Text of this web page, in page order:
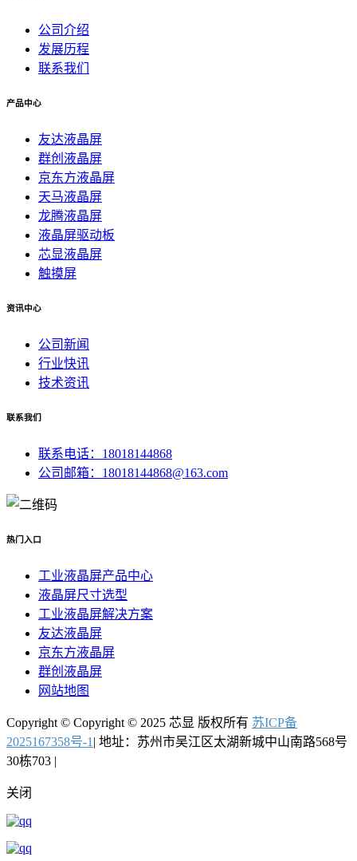
公司介绍
发展历程
联系我们
产品中心
友达液晶屏
群创液晶屏
京东方液晶屏
天马液晶屏
龙腾液晶屏
液晶屏驱动板
芯显液晶屏
触摸屏
资讯中心
公司新闻
行业快讯
技术资讯
联系我们
联系电话：18018144868
公司邮箱：18018144868@163.com
热门入口
工业液晶屏产品中心
液晶屏尺寸选型
工业液晶屏解决方案
友达液晶屏
京东方液晶屏
群创液晶屏
网站地图
Copyright © Copyright © 2025 芯显 版权所有 苏ICP备
2025167358号-1 | 地址：苏州市吴江区太湖新城中山南路568号
30栋703 |
关闭